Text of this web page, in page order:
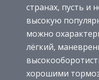
странах, пусть и
высокую
можно
лёгкий,
хорошими